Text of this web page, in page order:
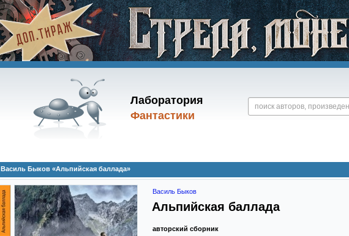
Лаборатория
Фантастики
Василь Быков «Альпийская баллада»
Василь Быков
Альпийская баллада
авторский сборник